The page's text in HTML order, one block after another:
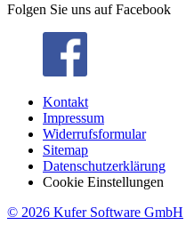
Folgen Sie uns auf Facebook
Kontakt
Impressum
Widerrufsformular
Sitemap
Datenschutzerklärung
Cookie Einstellungen
© 2026 Kufer Software GmbH